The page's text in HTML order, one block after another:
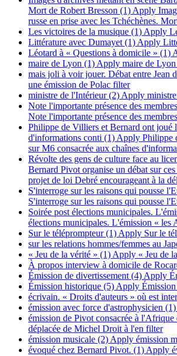
Mort de Robert Bresson (1) Apply
russe en prise avec les Tchéchènes.
Les victoires de la musique (1) Apply
Littérature avec Dumayet (1) Apply
Léotard à « Questions à domicile » (1)
maire de Lyon (1) Apply maire de
mais joli à voir jouer. Débat entre Jean
une émission de Polac filter
ministre de l'Intérieur (2) Apply
Note l'importante présence des
Note l'importante présence des
Philippe de Villiers et Bernard ont joué
d'informations conti (1) Apply Philippe
sur M6 consacrée aux chaînes
Révolte des gens de culture face au
Bernard Pivot organise un débat sur
projet de loi Debré encourageant à la
S'interroge sur les raisons qui pousse
S'interroge sur les raisons qui pousse
Soirée post élections municipales.
élections municipales. L'émission « les
Sur le téléprompteur (1) Apply Sur le
sur les relations hommes/femmes au
« Jeu de la vérité » (1) Apply « Jeu de
À propos interview à domicile de
Émission de divertissement (4) Apply
Émission historique (5) Apply
écrivain. « Droits d'auteurs » où est
émission avec force d'astrophysicien (1)
émission de Pivot consacrée à
déplacée de Michel Droit à l'en filter
émission musicale (2) Apply émission
évoqué chez Bernard Pivot. (1) Apply